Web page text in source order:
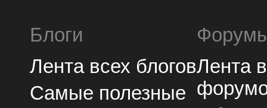
Блоги
Лента всех блогов
Самые полезные
Лента